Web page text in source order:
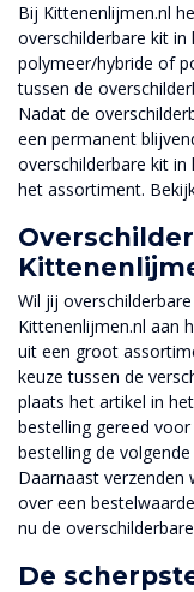
Bij Kittenenlijmen.nl
overschilderbare kit
polymeer/hybride of
tussen de
Nadat de
een permanent
overschilderbare kit
het assortiment.
Wil jij
Kittenenlijmen.nl aan
uit een groot
keuze tussen de
plaats het artikel in
bestelling gereed
bestelling de
Daarnaast verzenden
over een
nu de
De